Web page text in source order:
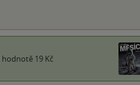
hodnotě 19 Kč